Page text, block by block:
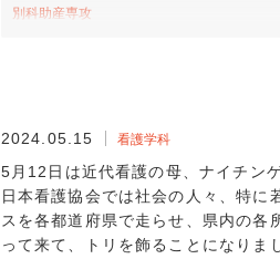
別科助産専攻
山口-ナバラ コラボ広場
社会福祉学科
オープンカレッジ
課外活動
2024.05.15 看護学科
5月12日は近代看護の母、ナイチン
日本看護協会では社会の人々、特
スを各都道府県で走らせ、県内の
って来て、トリを飾ることになりま